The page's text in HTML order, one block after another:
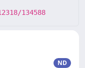
134588
ND